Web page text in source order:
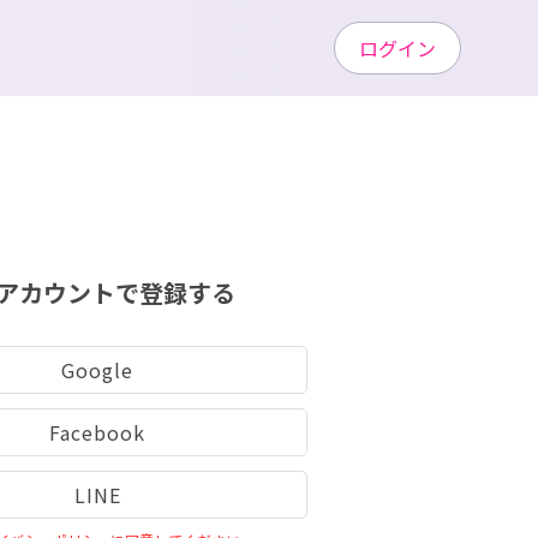
カウントで登録する
Google
Facebook
LINE
ログイン